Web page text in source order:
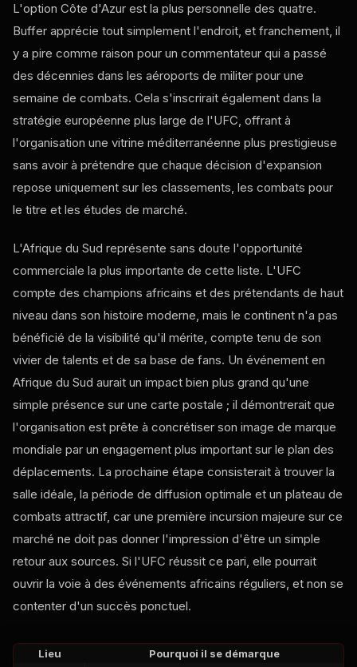
L'option Côte d'Azur est la plus personnelle des quatre.
Buffer apprécie tout simplement l'endroit, et franchement, il
y a pire comme raison pour un commentateur qui a passé
des décennies dans les aéroports de militer pour une
semaine de combats. Cela s'inscrirait également dans la
stratégie européenne plus large de l'UFC, offrant à
l'organisation une vitrine méditerranéenne plus prestigieuse
sans avoir à prétendre que chaque décision d'expansion
repose uniquement sur les classements, les combats pour
le titre et les études de marché.
L'Afrique du Sud représente sans doute l'opportunité
commerciale la plus importante de cette liste. L'UFC
compte des champions africains et des prétendants de haut
niveau dans son histoire moderne, mais le continent n'a pas
bénéficié de la visibilité qu'il mérite, compte tenu de son
vivier de talents et de sa base de fans. Un événement en
Afrique du Sud aurait un impact bien plus grand qu'une
simple présence sur une carte postale ; il démontrerait que
l'organisation est prête à concrétiser son image de marque
mondiale par un engagement plus important sur le plan des
déplacements. La prochaine étape consisterait à trouver la
salle idéale, la période de diffusion optimale et un plateau de
combats attractif, car une première incursion majeure sur ce
marché ne doit pas donner l'impression d'être un simple
retour aux sources. Si l'UFC réussit ce pari, elle pourrait
ouvrir la voie à des événements africains réguliers, et non se
contenter d'un succès ponctuel.
Lieu Pourquoi il se démarque